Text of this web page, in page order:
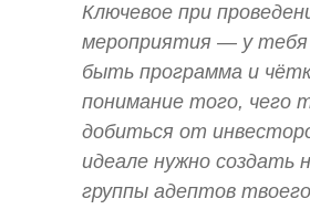
Ключевое при
мероприятия — у тебя
быть программа и
понимание того, чего
добиться от
идеале нужно создать
группы адептов